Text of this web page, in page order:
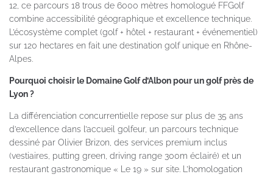
12, ce parcours 18 trous de 6000 mètres homologué FFGolf
combine accessibilité géographique et excellence technique.
L’écosystème complet (golf + hôtel + restaurant + événementiel)
sur 120 hectares en fait une destination golf unique en Rhône-
Alpes.
Pourquoi choisir le Domaine Golf d’Albon pour un golf près de
Lyon ?
La différenciation concurrentielle repose sur plus de 35 ans
d’excellence dans l’accueil golfeur, un parcours technique
dessiné par Olivier Brizon, des services premium inclus
(vestiaires, putting green, driving range 300m éclairé) et un
restaurant gastronomique « Le 19 » sur site. L’homologation